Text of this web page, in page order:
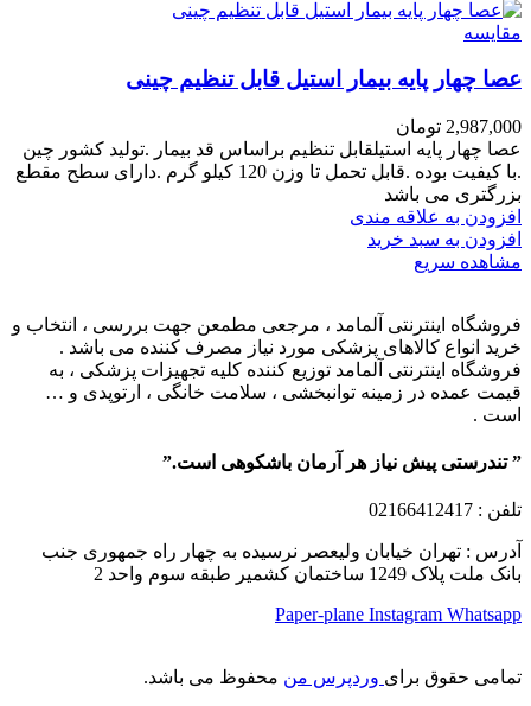
مقایسه
عصا چهار پایه بیمار استیل قابل تنظیم چینی
2,987,000 تومان
عصا چهار پایه استیلقابل تنظیم براساس قد بیمار .تولید کشور چین
.با کیفیت بوده .قابل تحمل تا وزن 120 کیلو گرم .دارای سطح مقطع
بزرگتری می باشد
افزودن به علاقه مندی
افزودن به سبد خرید
مشاهده سریع
فروشگاه اینترنتی آلمامد ، مرجعی مطمعن جهت بررسی ، انتخاب و
خرید انواع کالاهای پزشکی مورد نیاز مصرف کننده می باشد .
فروشگاه اینترنتی آلمامد توزیع کننده کلیه تجهیزات پزشکی ، به
قیمت عمده در زمینه توانبخشی ، سلامت خانگی ، ارتوپدی و …
است .
” تندرستی پیش نیاز هر آرمان باشکوهی است.”
تلفن : 02166412417
آدرس : تهران خیابان ولیعصر نرسیده به چهار راه جمهوری جنب
بانک ملت پلاک 1249 ساختمان کشمیر طبقه سوم واحد 2
Paper-plane Instagram Whatsapp
تمامی حقوق برای وردپرس من محفوظ می باشد.